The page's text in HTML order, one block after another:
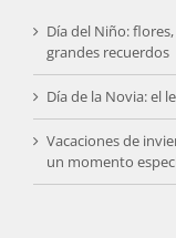
Día del Niño:
grandes recuerdos
Día de la Novia: el
Vacaciones de
un momento